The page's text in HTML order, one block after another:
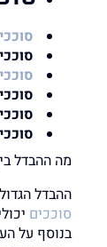
מה ההבדל
ההבדל
סוככים
בנוסף על